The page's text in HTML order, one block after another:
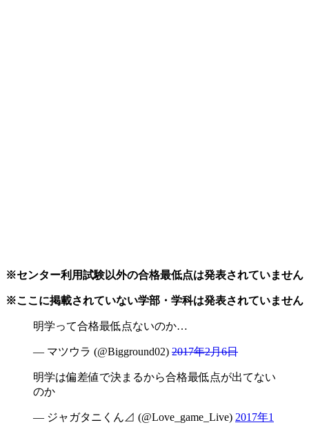
※センター利用試験以外の合格最低点は発表されていません
※ここに掲載されていない学部・学科は発表されていません
明学って合格最低点ないのか…
— マツウラ (@Bigground02) 2017年2月6日
明学は偏差値で決まるから合格最低点が出てない
のか
— ジャガタニくん⊿ (@Love_game_Live) 2017年1